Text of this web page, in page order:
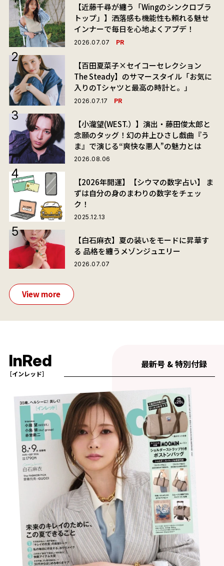
【近藤千尋が纏う「Wingのシンクロブラ
トップ」】洒落感も機能性も頼れる魅せ
インナーで毎日を心地よくアプデ！
2026.07.07 PR
【百田夏菜子×セイコーセレクション
The Steady】のサマースタイル「お気に
入りのTシャツと最高の時計と。」
2026.07.17 PR
【小瀧望(WEST.）】演出・藤田俊太郎と
念願のタッグ！幻の井上ひさし戯曲『う
ま』で演じる“爽快な悪人”の魅力とは
2026.08.06
【2026年開運】【シウマの数字占い】 ま
ずは自分の身のまわりの数字をチェッ
ク！
2025.12.13
【白石麻衣】夏の装いをモードに昇華す
る 品格を纏うメゾンジュエリー
2026.07.07
View more
InRed
［インレッド］
最新号 & 特別付録